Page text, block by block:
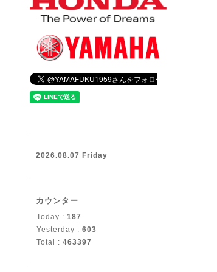
2026.08.07 Friday
カウンター
Today : 187
Yesterday : 603
Total : 463397